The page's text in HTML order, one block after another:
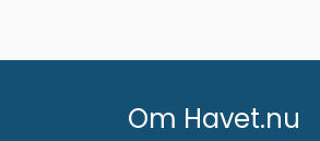
Om Havet.nu